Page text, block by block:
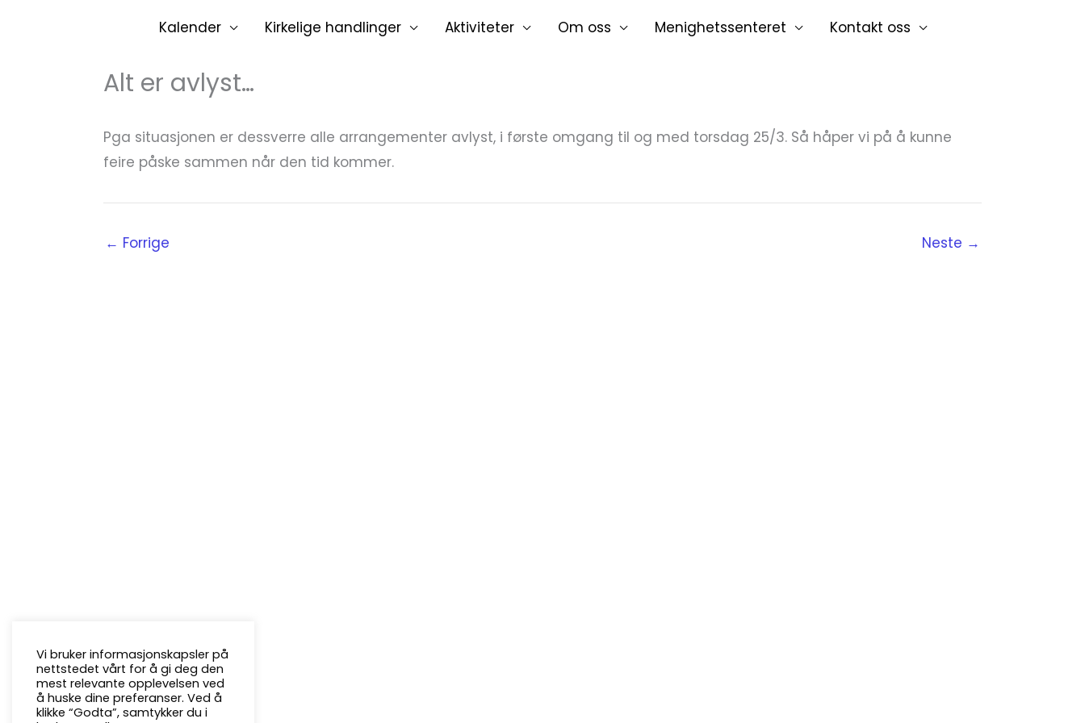
Kalender Kirkelige handlinger Aktiviteter Om oss Menighetssenteret Kontakt oss
Alt er avlyst…
Pga situasjonen er dessverre alle arrangementer avlyst, i første omgang til og med torsdag 25/3. Så håper vi på å kunne
feire påske sammen når den tid kommer.
← Forrige Neste →
Vi bruker informasjonskapsler på
nettstedet vårt for å gi deg den
mest relevante opplevelsen ved
å huske dine preferanser. Ved å
klikke “Godta”, samtykker du i